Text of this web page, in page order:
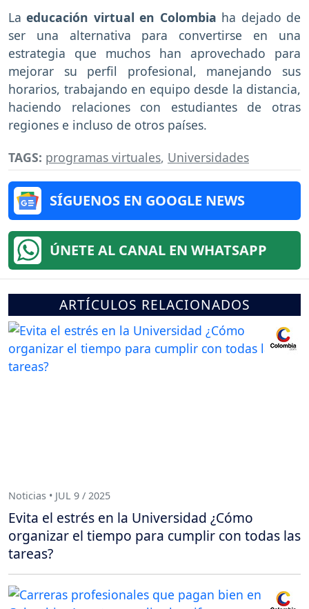
Laeducación virtual en Colombia ha dejado de
ser una alternativa para convertirse en una
estrategia que muchos han aprovechado para
mejorar su perfil profesional, manejando sus
horarios, trabajando en equipo desde la distancia,
haciendo relaciones con estudiantes de otras
regiones e incluso de otros países.
TAGS: programas virtuales, Universidades
SÍGUENOS EN GOOGLE NEWS
ÚNETE AL CANAL EN WHATSAPP
ARTÍCULOS RELACIONADOS
Noticias • JUL 9 / 2025
Evita el estrés en la Universidad ¿Cómo
organizar el tiempo para cumplir con todas las
tareas?